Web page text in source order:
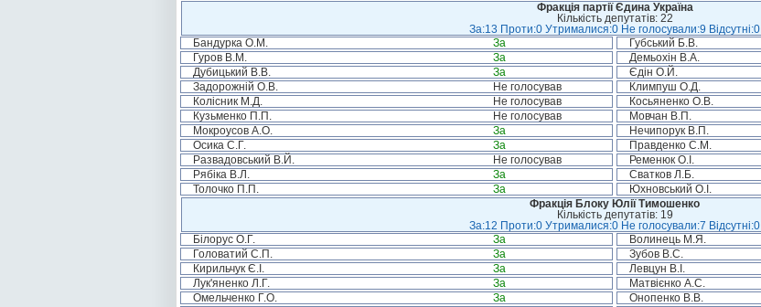
Фракція партії Єдина Україна
Кількість депутатів: 22
За:13 Проти:0 Утрималися:0 Не голосували:9 Відсутні:0
Бандурка О.М.
За Губський Б.В.
Гуров В.М.
За Демьохін В.А.
Дубицький В.В.
За Єдін О.Й.
Задорожній О.В.
Не голосував Климпуш О.Д.
Колісник М.Д.
Не голосував Косьяненко О.В.
Кузьменко П.П.
Не голосував Мовчан В.П.
Мокроусов А.О.
За Нечипорук В.П.
Осика С.Г.
За Правденко С.М.
Развадовський В.Й.
Не голосував Ременюк О.І.
Рябіка В.Л.
За Сватков Л.Б.
Толочко П.П.
За Юхновський О.І.
Фракція Блоку Юлії Тимошенко
Кількість депутатів: 19
За:12 Проти:0 Утрималися:0 Не голосували:7 Відсутні:0
Білорус О.Г.
За Волинець М.Я.
Головатий С.П.
За Зубов В.С.
Кирильчук Є.І.
За Левцун В.І.
Лук'яненко Л.Г.
За Матвієнко А.С.
Омельченко Г.О.
За Онопенко В.В.